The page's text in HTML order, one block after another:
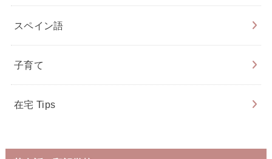
スペイン語
子育て
在宅 Tips